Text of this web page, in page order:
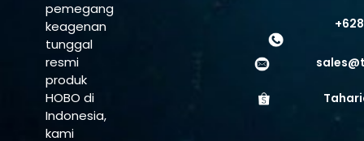
pemegang
keagenan
tunggal
resmi
produk
HOBO di
Indonesia,
kami